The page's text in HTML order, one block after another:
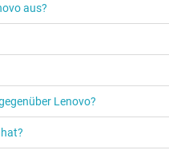
aus?
Lenovo?